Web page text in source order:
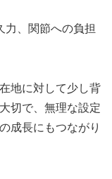
力、関節への負担
地に対して少し背
切で、無理な設定
成長にもつながり